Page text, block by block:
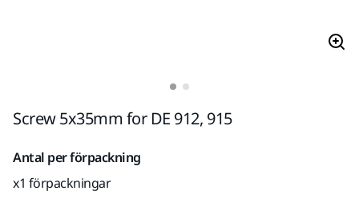
Screw 5x35mm for DE 912, 915
Antal per förpackning
x1 förpackningar